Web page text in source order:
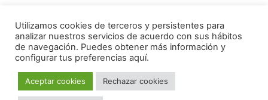
0 COMMENTS ON “NOMBRE-956
Utilizamos cookies de terceros y persistentes para
analizar nuestros servicios de acuerdo con sus hábitos
de navegación. Puedes obtener más información y
configurar tus preferencias aquí.
Aceptar cookies Rechazar cookies